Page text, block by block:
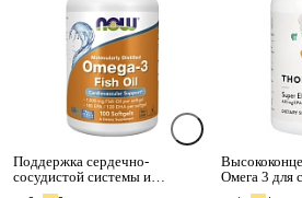
Поддержка сердечно-
сосудистой системы и
липидного профиля.
Омега 3 для
мозга